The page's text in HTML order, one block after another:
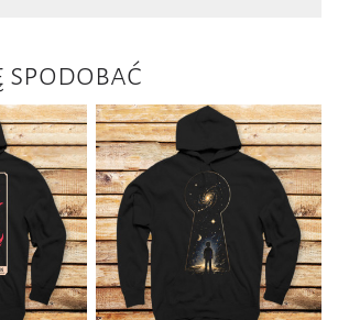
spodobać